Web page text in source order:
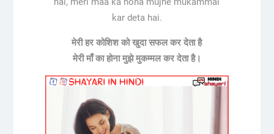
kar deta hai.
मेरी हर कोशिश को खुदा सफल कर देता है
मेरी माँ का होना मुझे मुकम्मल कर देता है।